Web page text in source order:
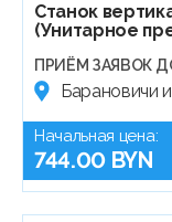
Станок
(Унитарное
ПРИЁМ ЗАЯВОК
Барановичи
Начальная цена:
744.00 BYN